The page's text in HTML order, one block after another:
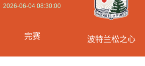
2026-06-04 08:30:00
完赛 波特兰松之心